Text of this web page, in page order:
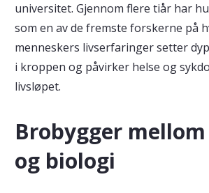
universitet. Gjennom flere tiår har
som en av de fremste forskerne på
menneskers livserfaringer setter
i kroppen og påvirker helse og
livsløpet.
Brobygger
og biologi